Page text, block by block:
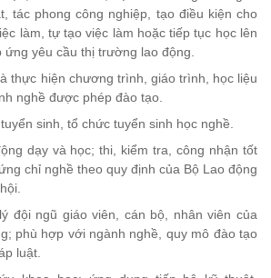
tác phong công nghiệp, tạo điều kiện cho
làm, tự tạo việc làm hoặc tiếp tục học lên
yêu cầu thị trường lao động.
thực hiện chư­ơng trình, giáo trình, học liệu
nghề đ­ược phép đào tạo.
sinh, tổ chức tuyển sinh học nghề.
dạy và học; thi, kiểm tra, công nhận tốt
chỉ nghề theo quy định của Bộ Lao động
đội ngũ giáo viên, cán bộ, nhân viên của
phù hợp với ngành nghề, quy mô đào tạo
luật.